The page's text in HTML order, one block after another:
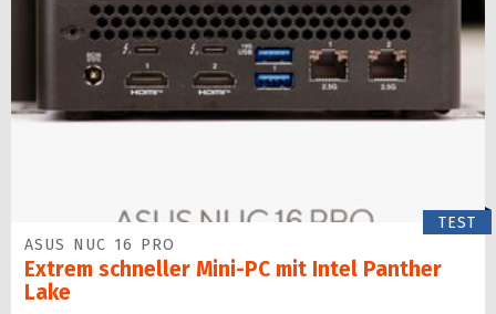
TEST
ASUS NUC 16 PRO
Extrem schneller Mini-PC mit Intel Panther
Lake